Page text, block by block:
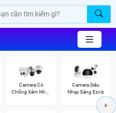
Camera Có
Chống Xâm Nhập
Camera Siêu
Nhạy Sáng Ezviz